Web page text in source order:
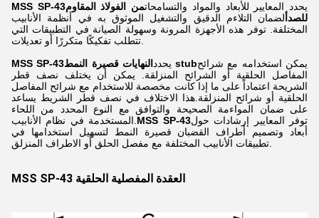
MSS SP-43
يحدد المعايير للأبعاد والمواد والتسامحاتمن الفولاذ المقاوم
للصدأ لضمان التلاءم الدقيق والتشغيل الموثوق به في أنظمة الأنابيب
المختلفة. توفر هذه الأجهزة المرونة وسهولة الصيانة في التطبيقات التي
MSS SP-43
يحدد النهايات قصيرة النمط stubيمكن استخدامه مع شرائح
المفاصل الحلقية أو الشرائح المنزلقة. يمكن أن يختلف نصف قطر
الشريحة اعتماداً على ما إذا كانت مخصصة للاستخدام مع شرائح المفاصل
الحلقية أو شرائح المنزلقة.هذا الاختلاف في نصف قطر الشريط يساعد
على ضمان المواءمة الصحيحة والتوافق مع النوع المحدد من اللحاء
MSS SP-43توفر المعايير إرشادات حول
أبعاد وتصميم أطراف القضبان قصيرة النمط لتسهيل استخدامها في
MSS SP-43 العقدة المفصلية الحلقية